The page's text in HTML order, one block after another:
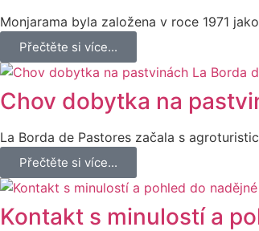
Monjarama byla založena v roce 1971
Přečtěte si více...
Chov dobytka na
La Borda de Pastores začala s
Přečtěte si více...
Kontakt s minulostí a